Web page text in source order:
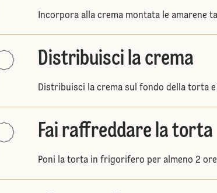
Incorpora alla crema montata le amarene
Distribuisci la crema
Distribuisci la crema sul fondo della torta
Fai raffreddare la torta
Poni la torta in frigorifero per almeno 2